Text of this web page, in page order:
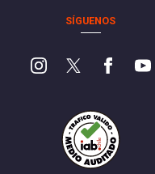
SÍGUENOS